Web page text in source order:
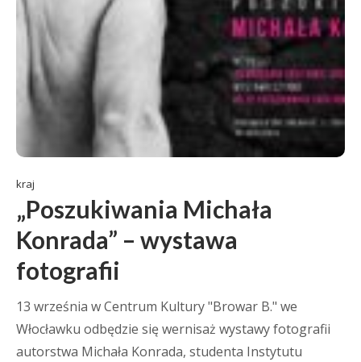
kraj
„Poszukiwania Michała
Konrada” – wystawa
fotografii
13 września w Centrum Kultury "Browar B." we
Włocławku odbędzie się wernisaż wystawy fotografii
autorstwa Michała Konrada, studenta Instytutu